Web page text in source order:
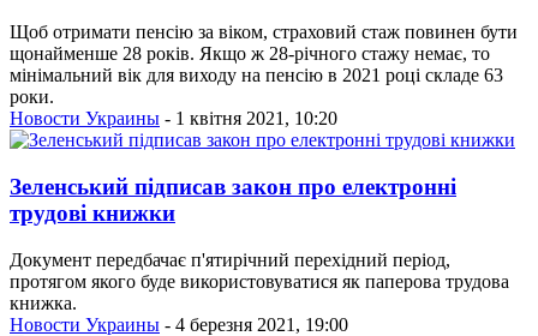
Щоб отримати пенсію за віком, страховий стаж повинен бути
щонайменше 28 років. Якщо ж 28-річного стажу немає, то
мінімальний вік для виходу на пенсію в 2021 році складе 63
роки.
Новости Украины - 1 квітня 2021, 10:20
Зеленський підписав закон про електронні
трудові книжки
Документ передбачає п'ятирічний перехідний період,
протягом якого буде використовуватися як паперова трудова
книжка.
Новости Украины - 4 березня 2021, 19:00